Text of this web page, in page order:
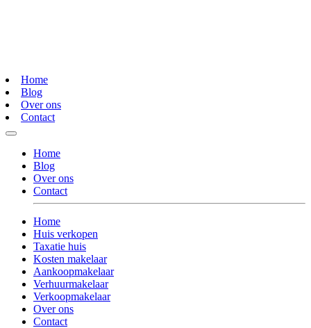
Home
Blog
Over ons
Contact
Home
Blog
Over ons
Contact
Home
Huis verkopen
Taxatie huis
Kosten makelaar
Aankoopmakelaar
Verhuurmakelaar
Verkoopmakelaar
Over ons
Contact